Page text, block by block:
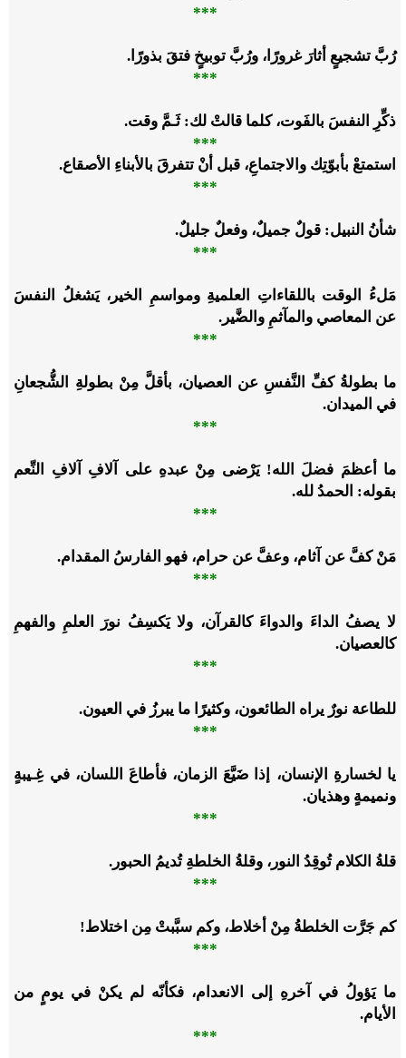
***
رُبَّ تشجيعٍ أثارَ غرورًا، ورُبَّ توبيخٍ فتقَ بذورًا.
***
ذكِّرِ النفسَ بالفَوت، كلما قالتْ لك: ثَـمَّ وقت.
***
استمتعْ بأبوّتِك والاجتماعِ، قبل أنْ تتفرقَ بالأبناءِ الأصقاع.
***
شأنُ النبيل: قولٌ جميلٌ، وفعلٌ جليلٌ.
***
مَلءُ الوقت باللقاءاتِ العلميةِ ومواسمِ الخير، يَشغلُ النفسَ
عن المعاصي والمآثمِ والضَّير.
***
ما بطولةُ كفِّ النَّفسِ عن العصيان، بأقلَّ مِنْ بطولةِ الشُّجعانِ
في الميدان.
***
ما أعظمَ فضلَ الله! يَرْضى مِنْ عبدهِ على آلافِ آلافِ النِّعم
بقوله: الحمدُ لله.
***
مَنْ كفَّ عن آثام، وعفَّ عن حرام، فهو الفارسُ المقدام.
***
لا يصفُ الداءَ والدواءَ كالقرآن، ولا يَكسِفُ نورَ العلمِ والفهمِ
كالعصيان.
***
للطاعة نورٌ يراه الطائعون، وكثيرًا ما يبرزُ في العيون.
***
يا لخسارةِ الإنسان، إذا ضَيَّعَ الزمان، فأطاعَ اللسان، في غِـيبةٍ
ونميمةٍ وهذيان.
***
قلةُ الكلام تُوقِدُ النور، وقلةُ الخلطةِ تُديمُ الحبور.
***
كم جَرَّت الخلطةُ مِنْ أخلاط، وكم سبَّبتْ مِن اختلاط!
***
ما يَؤولُ في آخرهِ إلى الانعدام، فكأنّه لم يكنْ في يومٍ من
الأيام.
***